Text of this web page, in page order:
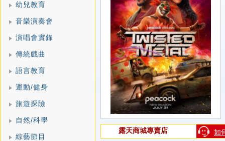
幼兒教育
音樂演奏會
演唱會實錄
傳統戲曲
語言教育
運動/健身
旅遊探險
自然/科學
綜藝節目
如
露天商城專賣店